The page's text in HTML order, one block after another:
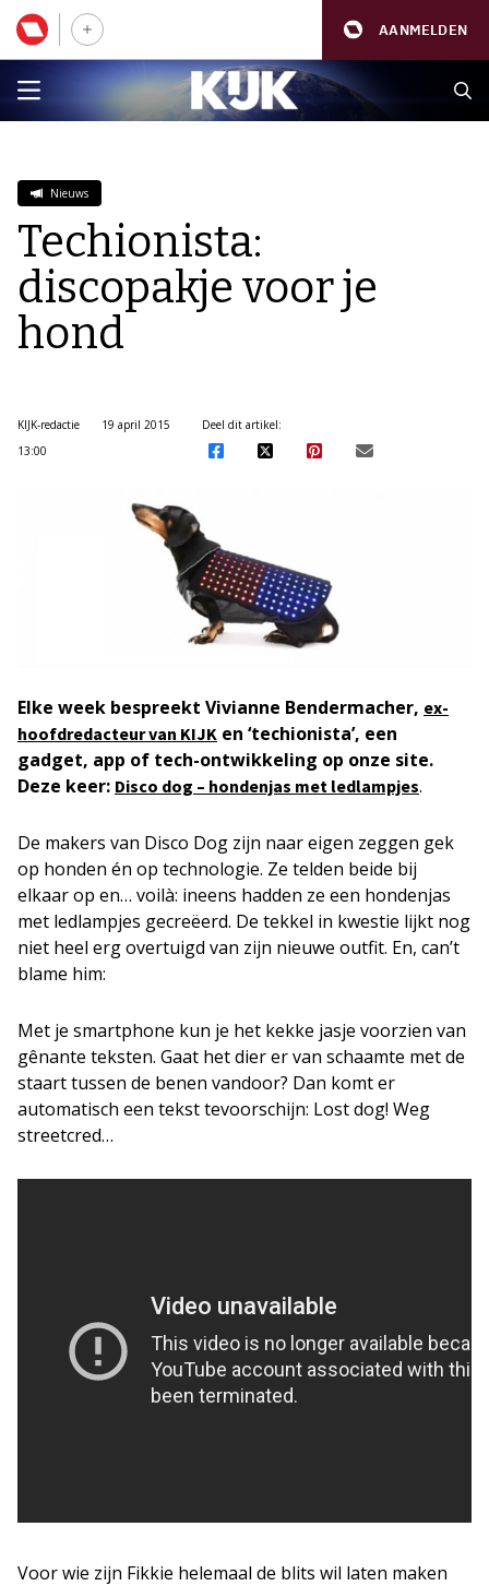
AANMELDEN
Nieuws
Techionista:
discopakje voor je
hond
KIJK-redactie
19 april 2015
13:00
Deel dit artikel:
Elke week bespreekt Vivianne Bendermacher, ex-
hoofdredacteur van KIJK en ‘techionista’, een
gadget, app of tech-ontwikkeling op onze site.
Deze keer: Disco dog – hondenjas met ledlampjes.
De makers van Disco Dog zijn naar eigen zeggen gek
op honden én op technologie. Ze telden beide bij
elkaar op en… voilà: ineens hadden ze een hondenjas
met ledlampjes gecreëerd. De tekkel in kwestie lijkt nog
niet heel erg overtuigd van zijn nieuwe outfit. En, can’t
blame him:
Met je smartphone kun je het kekke jasje voorzien van
gênante teksten. Gaat het dier er van schaamte met de
staart tussen de benen vandoor? Dan komt er
automatisch een tekst tevoorschijn: Lost dog! Weg
streetcred…
Voor wie zijn Fikkie helemaal de blits wil laten maken